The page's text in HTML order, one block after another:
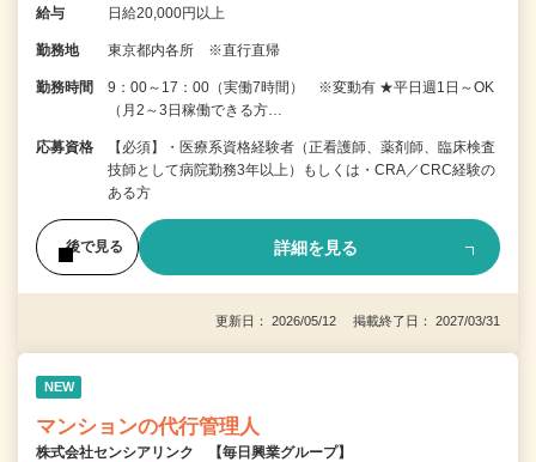
給与 日給20,000円以上
勤務地 東京都内各所 ※直行直帰
勤務時間
9：00～17：00（実働7時間） ※変動有 ★平日週1日～OK
（月2～3日稼働できる方…
応募資格
【必須】・医療系資格経験者（正看護師、薬剤師、臨床検査
技師として病院勤務3年以上）もしくは・CRA／CRC経験の
ある方
後で見る 詳細を見る
更新日： 2026/05/12 掲載終了日： 2027/03/31
NEW
マンションの代行管理人
株式会社センシアリンク 【毎日興業グループ】